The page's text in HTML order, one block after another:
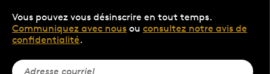
Vous pouvez vous désinscrire en tout temps.
Communiquez avec nous ou consultez notre avis de
confidentialité.